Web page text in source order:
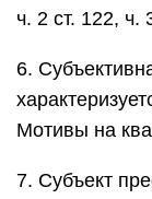
ч. 2 ст. 122, ч.
6.
Мотивы на
7. Субъект